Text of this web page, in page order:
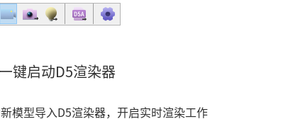
键启动D5渲染器
模型导入D5渲染器，开启实时渲染工作